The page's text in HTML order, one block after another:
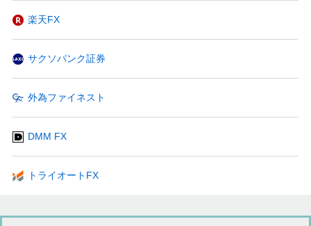
楽天FX
サクソバンク証券
外為ファイネスト
DMM FX
トライオートFX